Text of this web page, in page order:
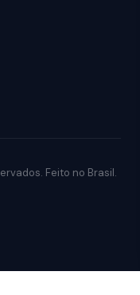
Feito no Brasil.